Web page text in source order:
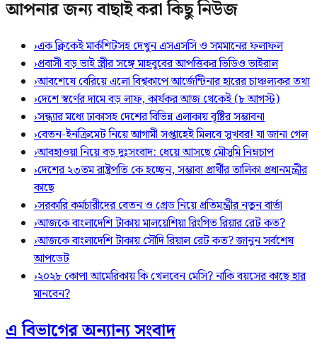
আপনার জন্য বাছাই করা কিছু নিউজ
›এক ক্লিকেই মার্কশিটসহ দেখুন এসএসসি ও সমমানের ফলাফল
›প্রবাসী বড় ভাই স্ত্রীর সঙ্গে মাহবুবের আপত্তিকর ভিডিও ভাইরাল ​
›আবশেষে বেরিয়ে এলো বিশ্বকাপে আর্জেন্টিনার হারের চাঞ্চল্যকর তথ্য
›দেশে স্বর্ণের দামে বড় লাফ, কার্যকর আজ থেকেই (৮ আগস্ট)
›সন্ধ্যার মধ্যে ঢাকাসহ দেশের বিভিন্ন এলাকায় বৃষ্টির সম্ভাবনা
›বেতন-ইনক্রিমেট নিয়ে আগামী সপ্তাহেই মিলবে সুখবর! যা জানা গেল
›আবহাওয়া নিয়ে বড় দুঃসংবাদ: ধেয়ে আসছে মৌসুমি নিম্নচাপ
›দেশের ২৩তম রাষ্ট্রপতি কে হচ্ছেন, সম্ভাব্য প্রার্থীর তালিকা প্রধানমন্ত্রীর
কাছে
›সরকারি কর্মচারীদের বেতন ও গ্রেড নিয়ে প্রতিমন্ত্রীর নতুন বার্তা
›আজকে বাংলাদেশি টাকায় মালয়েশিয়া রিংগিত রিয়ার রেট কত?
›আজকে বাংলাদেশি টাকায় সৌদি রিয়াল রেট কত? জানুন সর্বশেষ
আপডেট
›২০২৮ কোপা আমেরিকায় কি খেলবেন মেসি? নাকি বয়সের কাছে হার
মানবেন?
এ বিভাগের অন্যান্য সংবাদ